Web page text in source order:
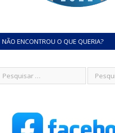
NÃO ENCONTROU O QUE QUERIA?